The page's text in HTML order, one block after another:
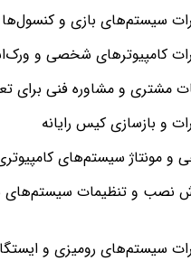
سیستم‌های بازی و کنسول‌ها
کامپیوترهای شخصی و
مشتری و مشاوره فنی برای
و بازسازی کیس رایانه
و مونتاژ سیستم‌های
نصب و تنظیمات
سیستم‌های رومیزی و